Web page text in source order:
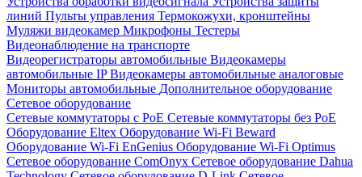
линий Пульты управления Термокожухи, кронштейны
Муляжи видеокамер Микрофоны Тестеры
Видеонаблюдение на транспорте
Видеорегистраторы автомобильные Видеокамеры
автомобильные IPВидеокамеры автомобильные аналоговые
Мониторы автомобильные Дополнительное оборудование
Сетевое оборудование
Сетевые коммутаторы с РоЕ Сетевые коммутаторы без РоЕ
Оборудование Eltex Оборудование Wi-Fi Beward
Оборудование Wi-Fi EnGenius Оборудование Wi-Fi Optimus
Сетевое оборудование ComOnyx Сетевое оборудование Dahua